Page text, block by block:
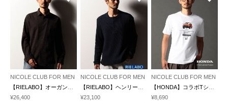
NICOLE CLUB FOR MEN
¥26,400
NICOLE CLUB FOR MEN
¥23,100
NICOLE CLUB FOR MEN
¥8,690